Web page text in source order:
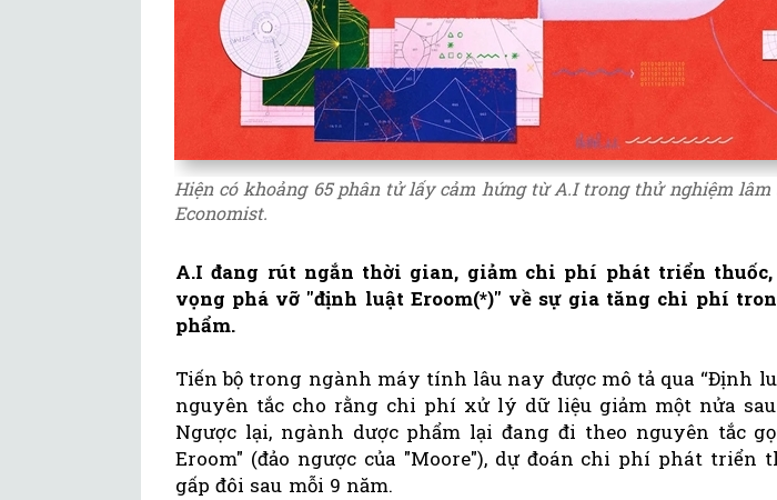
Hiện có khoảng 65 phân tử lấy cảm hứng từ A.I trong thử nghiệm lâm
Economist.
A.I đang rút ngắn thời gian, giảm chi phí phát triển thuốc,
vọng phá vỡ "định luật Eroom(*)" về sự gia tăng chi phí
phẩm.
Tiến bộ trong ngành máy tính lâu nay được mô tả qua “Định
nguyên tắc cho rằng chi phí xử lý dữ liệu giảm một nửa
Ngược lại, ngành dược phẩm lại đang đi theo nguyên tắc
Eroom" (đảo ngược của "Moore"), dự đoán chi phí phát triển
gấp đôi sau mỗi 9 năm.